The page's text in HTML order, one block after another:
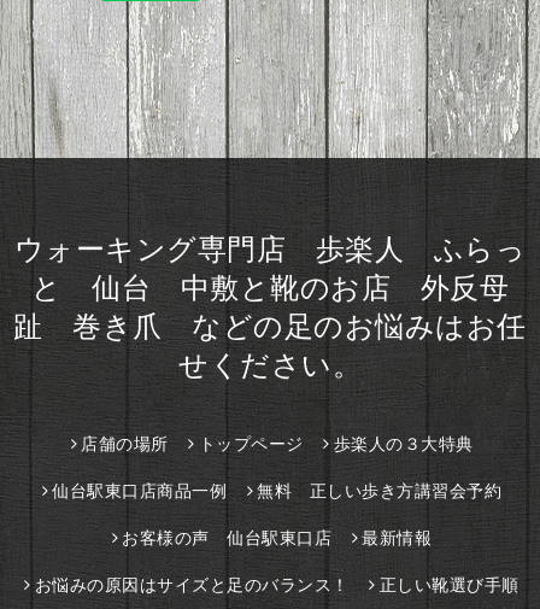
ウォーキング専門店 歩楽人 ふらっ
と 仙台 中敷と靴のお店 外反母
趾 巻き爪 などの足のお悩みはお任
せください。
店舗の場所 トップページ 歩楽人の３大特典
仙台駅東口店商品一例 無料 正しい歩き方講習会予約
お客様の声 仙台駅東口店 最新情報
お悩みの原因はサイズと足のバランス！ 正しい靴選び手順